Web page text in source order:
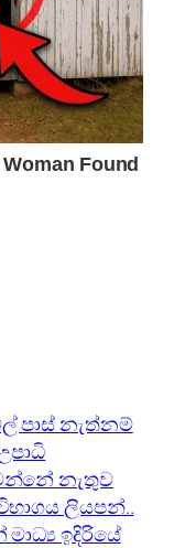
පාස් නැත්නම්
නැතුව
ලියපන්..
ඉදිරියේ